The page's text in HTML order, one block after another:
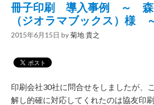
冊子印刷 導入事例 ～ 森
（ジオラマブックス）様
2015年6月15日 by菊地 貴之
印刷会社30社に問合せをしましたが、
解し的確に対応してくれたのは協友印